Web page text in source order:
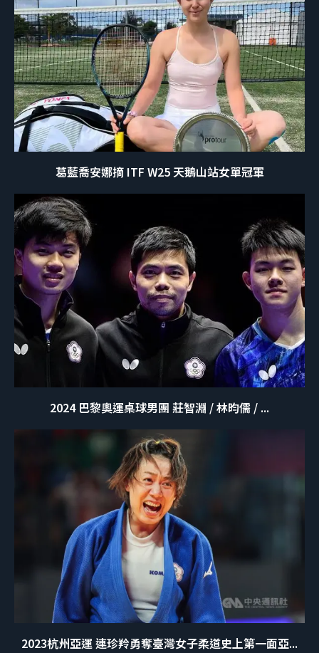
葛藍喬安娜摘 ITF W25 天鵝山站女單冠軍
2024 巴黎奧運桌球男團 莊智淵 / 林昀儒 / ...
2023杭州亞運 連珍羚勇奪臺灣女子柔道史上第一面亞...